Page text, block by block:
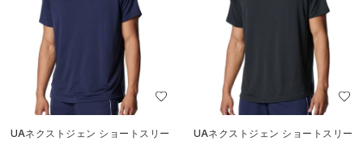
UAネクストジェン ショートスリー
UAネクストジェン ショートスリー